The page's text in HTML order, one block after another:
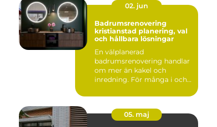
02. jun
Badrumsrenovering
kristianstad planering, val
och hållbara lösningar
En välplanerad
badrumsrenovering handlar
om mer än kakel och
inredning. För många i och
05. maj